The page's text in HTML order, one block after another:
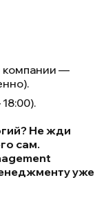
компании —
Не жди
сам.
уже